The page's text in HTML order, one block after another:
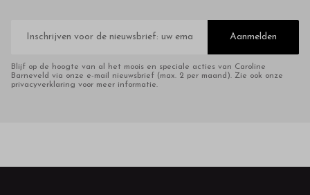
mailadres
Aanmelden
Blijf op de hoogte van al het moois en speciale acties van Caroline
Barneveld via onze e-mail nieuwsbrief (max. 2 per maand). Zie ook onze
privacyverklaring voor meer informatie.